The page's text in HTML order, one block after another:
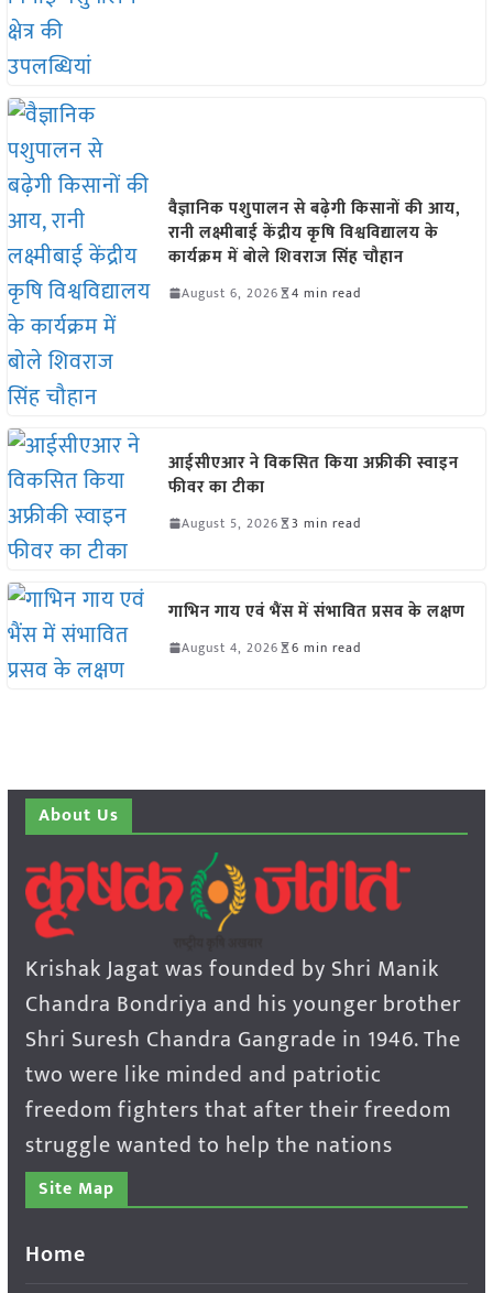
वैज्ञानिक पशुपालन से बढ़ेगी किसानों की आय,
रानी लक्ष्मीबाई केंद्रीय कृषि विश्वविद्यालय के
कार्यक्रम में बोले शिवराज सिंह चौहान
August 6, 2026 4 min read
आईसीएआर ने विकसित किया अफ्रीकी स्वाइन
फीवर का टीका
August 5, 2026 3 min read
गाभिन गाय एवं भैंस में संभावित प्रसव के लक्षण
August 4, 2026 6 min read
About Us
Krishak Jagat was founded by Shri Manik
Chandra Bondriya and his younger brother
Shri Suresh Chandra Gangrade in 1946. The
two were like minded and patriotic
freedom fighters that after their freedom
struggle wanted to help the nations
Site Map
Home